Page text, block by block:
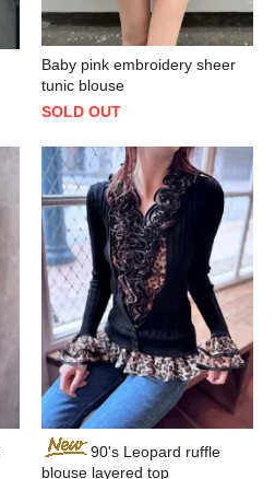
Baby pink embroidery sheer
tunic blouse
SOLD OUT
90's Leopard ruffle
blouse layered top